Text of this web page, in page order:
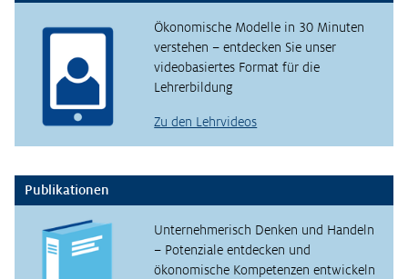
Ökonomische Modelle in 30 Minuten
verstehen – entdecken Sie unser
videobasiertes Format für die
Lehrerbildung
Zu den Lehrvideos
Publikationen
Unternehmerisch Denken und Handeln
– Potenziale entdecken und
ökonomische Kompetenzen entwickeln